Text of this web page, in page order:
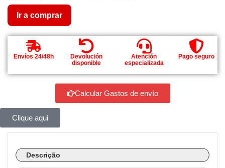
Ir a comprar
Envíos 24/48h
Devolución
disponible
Atención
especializada
Pago seguro
Calcular Gastos de envío
Clique aqui
Descrição